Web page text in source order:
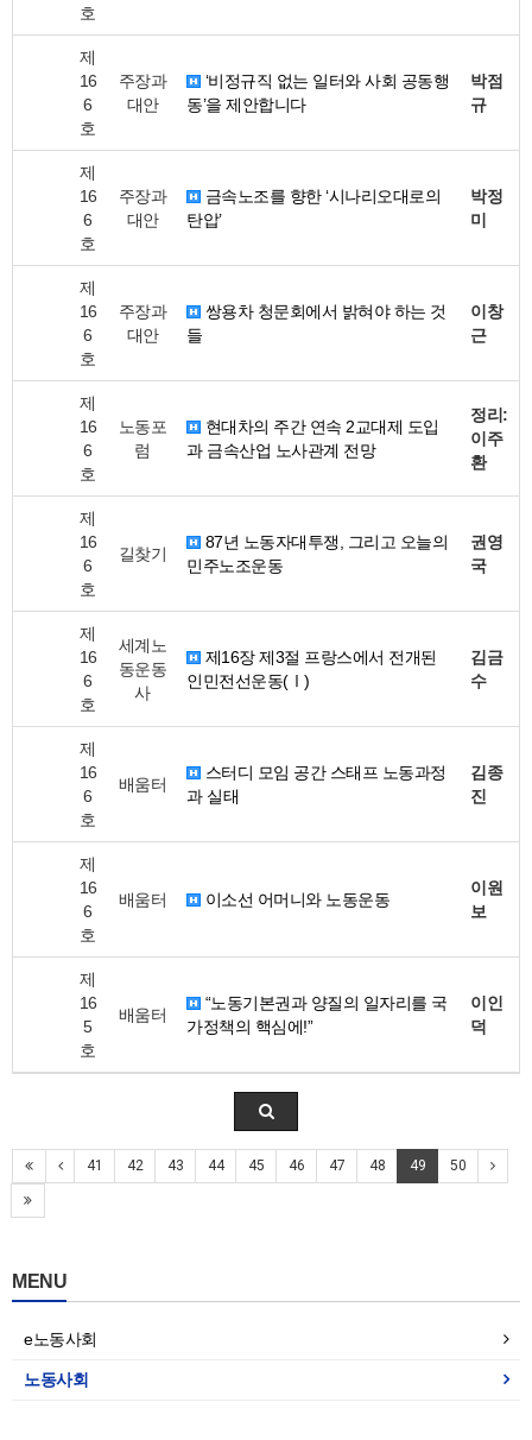
호
제
16
6
호
주장과
대안
‘비정규직 없는 일터와 사회 공동행
동’을 제안합니다
박점
규
제
16
6
호
주장과
대안
금속노조를 향한 ‘시나리오대로의
탄압’
박정
미
제
16
6
호
주장과
대안
쌍용차 청문회에서 밝혀야 하는 것
들
이창
근
제
16
6
호
노동포
럼
현대차의 주간 연속 2교대제 도입
과 금속산업 노사관계 전망
정리:
이주
환
제
16
6
호
길찾기
87년 노동자대투쟁, 그리고 오늘의
민주노조운동
권영
국
제
16
6
호
세계노
동운동
사
제16장 제3절 프랑스에서 전개된
인민전선운동(Ⅰ)
김금
수
제
16
6
호
배움터
스터디 모임 공간 스태프 노동과정
과 실태
김종
진
제
16
6
호
배움터 이소선 어머니와 노동운동
이원
보
제
16
5
호
배움터
“노동기본권과 양질의 일자리를 국
가정책의 핵심에!”
이인
덕
41 42 43 44 45 46 47 48 49 50
MENU
e노동사회
노동사회